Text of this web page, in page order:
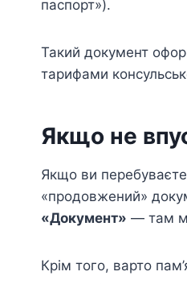
паспорт»).
Такий документ
тарифами
Якщо не
Якщо ви
«продовжений»
«Документ» — там
Крім того, варто